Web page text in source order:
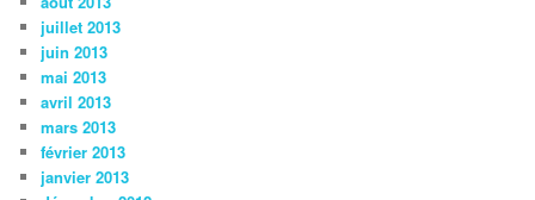
juillet 2013
juin 2013
mai 2013
avril 2013
mars 2013
février 2013
janvier 2013